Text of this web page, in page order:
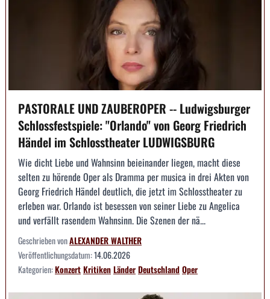
PASTORALE UND ZAUBEROPER -- Ludwigsburger
Schlossfestspiele: "Orlando" von Georg Friedrich
Händel im Schlosstheater LUDWIGSBURG
Wie dicht Liebe und Wahnsinn beieinander liegen, macht diese
selten zu hörende Oper als Dramma per musica in drei Akten von
Georg Friedrich Händel deutlich, die jetzt im Schlosstheater zu
erleben war. Orlando ist besessen von seiner Liebe zu Angelica
und verfällt rasendem Wahnsinn. Die Szenen der nä...
Geschrieben vonALEXANDER WALTHER
Veröffentlichungsdatum:14.06.2026
Kategorien:KonzertKritikenLänderDeutschlandOper